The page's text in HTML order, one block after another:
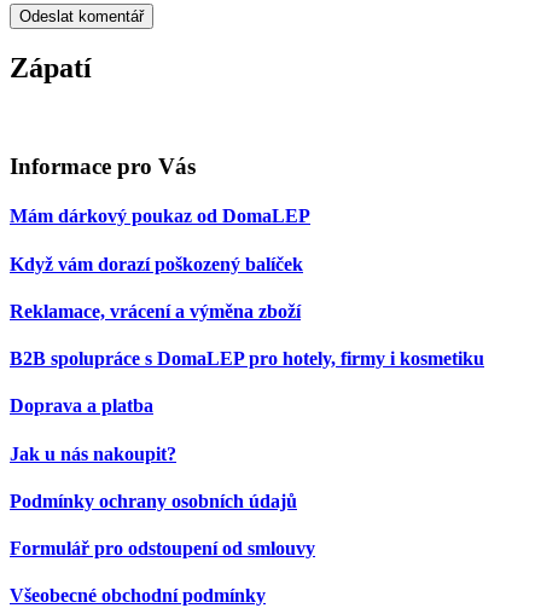
Odeslat komentář
Zápatí
Informace pro Vás
Mám dárkový poukaz od DomaLEP
Když vám dorazí poškozený balíček
Reklamace, vrácení a výměna zboží
B2B spolupráce s DomaLEP pro hotely, firmy i kosmetiku
Doprava a platba
Jak u nás nakoupit?
Podmínky ochrany osobních údajů
Formulář pro odstoupení od smlouvy
Všeobecné obchodní podmínky